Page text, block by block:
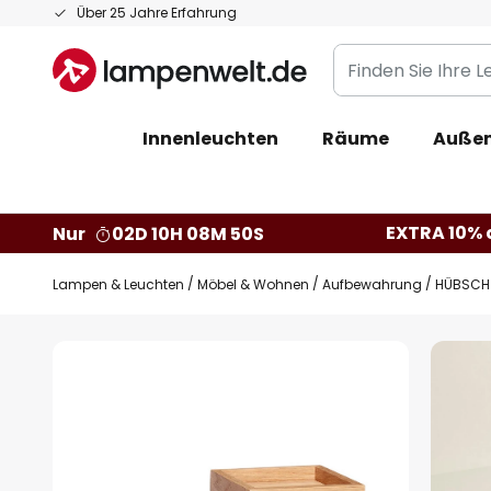
Über 25 Jahre Erfahrung
Zum
springen
Finden
Sie
Leuchte...
Innenleuchten Räume
Nur
02D 10H 08M 49S EXTRA
Lampen & Leuchten Möbel & Wohnen Aufbewahrung